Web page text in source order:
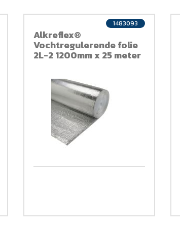
Alkreflex®
Vochtregulerende folie
2L-2 1200mm x 25 meter
1483093